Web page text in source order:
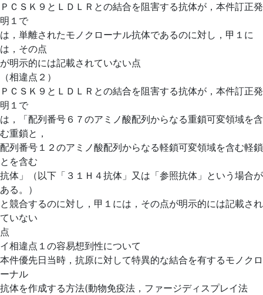
ＰＣＳＫ９とＬＤＬＲとの結合を阻害する抗体が，本件訂正発
明１で
は，単離されたモノクローナル抗体であるのに対し，甲１に
は，その点
が明示的には記載されていない点
（相違点２）
ＰＣＳＫ９とＬＤＬＲとの結合を阻害する抗体が，本件訂正発
明１で
は，「配列番号６７のアミノ酸配列からなる重鎖可変領域を含
む重鎖と，
配列番号１２のアミノ酸配列からなる軽鎖可変領域を含む軽鎖
とを含む
抗体」（以下「３１Ｈ４抗体」又は「参照抗体」という場合が
ある。）
と競合するのに対し，甲１には，その点が明示的には記載され
ていない
点
イ相違点１の容易想到性について
本件優先日当時，抗原に対して特異的な結合を有するモノクロ
ーナル
抗体を作成する方法(動物免疫法，ファージディスプレイ法